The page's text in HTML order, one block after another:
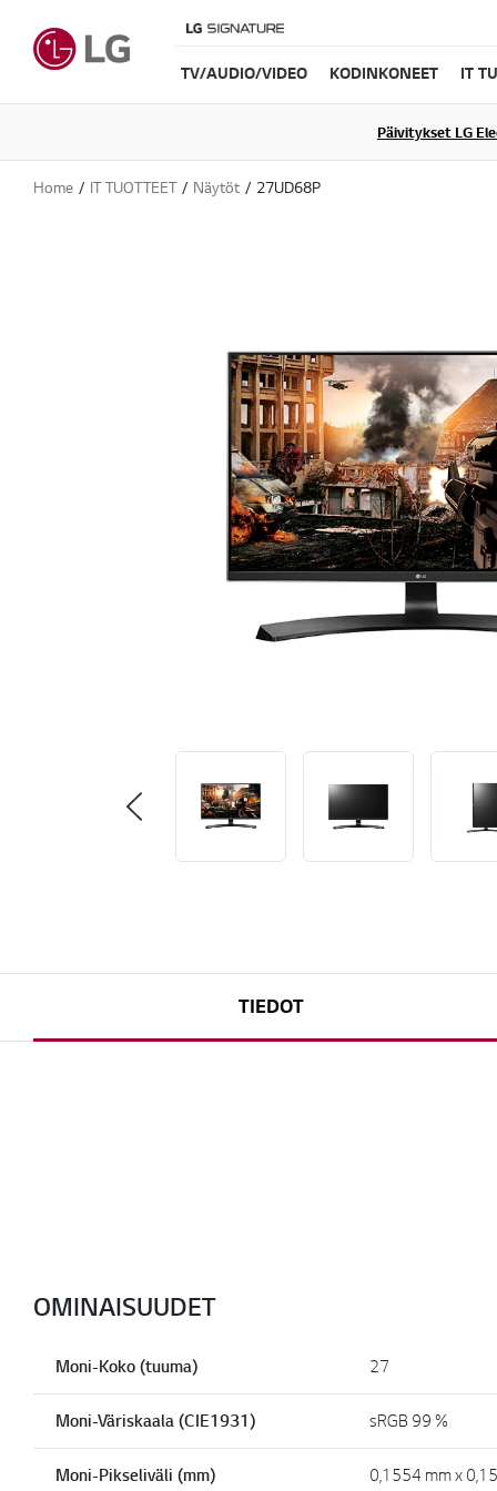
TV/AUDIO/VIDEO KODINKONEET IT
Päivitykset LG
Home IT TUOTTEET Näytöt 27UD68P
TIEDOT
OMINAISUUDET
Moni-Koko (tuuma) 27
Moni-Väriskaala (CIE1931) sRGB 99 %
Moni-Pikseliväli (mm) 0,1554 mm x